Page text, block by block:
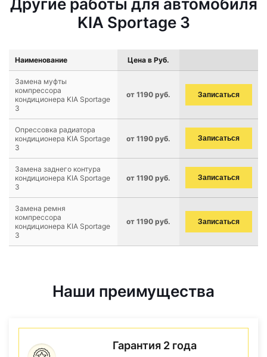
Другие работы для автомобиля
KIA Sportage 3
Наименование Цена в Руб.
Замена муфты
компрессора
кондиционера KIA Sportage
3
от 1190 руб. Записаться
Опрессовка радиатора
кондиционера KIA Sportage
3
от 1190 руб. Записаться
Замена заднего контура
кондиционера KIA Sportage
3
от 1190 руб. Записаться
Замена ремня
компрессора
кондиционера KIA Sportage
3
от 1190 руб. Записаться
Наши преимущества
Гарантия 2 года